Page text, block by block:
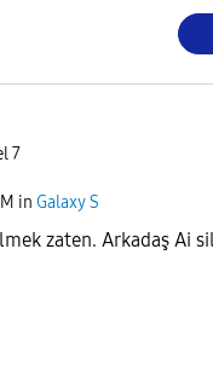
7
in Galaxy S
zaten. Arkadaş Ai